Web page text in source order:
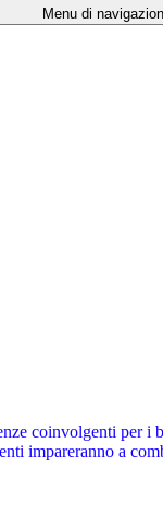
Menu di
coinvolgenti per i
impareranno a